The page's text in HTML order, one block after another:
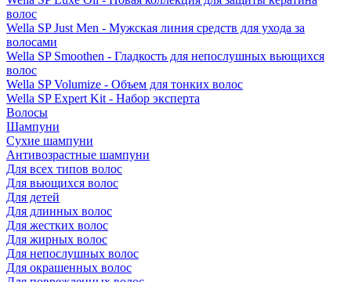
волос
Wella SP Just Men - Мужская линия средств для ухода за
волосами
Wella SP Smoothen - Гладкость для непослушных вьющихся
волос
Wella SP Volumize - Объем для тонких волос
Wella SP Expert Kit - Набор эксперта
Волосы
Шампуни
Сухие шампуни
Антивозрастные шампуни
Для всех типов волос
Для вьющихся волос
Для детей
Для длинных волос
Для жестких волос
Для жирных волос
Для непослушных волос
Для окрашенных волос